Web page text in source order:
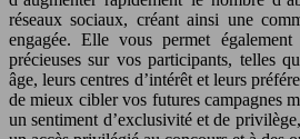
réseaux sociaux, créant ainsi une
engagée. Elle vous permet
précieuses sur vos participants, telles
âge, leurs centres d’intérêt et leurs
de mieux cibler vos futures campagnes
un sentiment d’exclusivité et de